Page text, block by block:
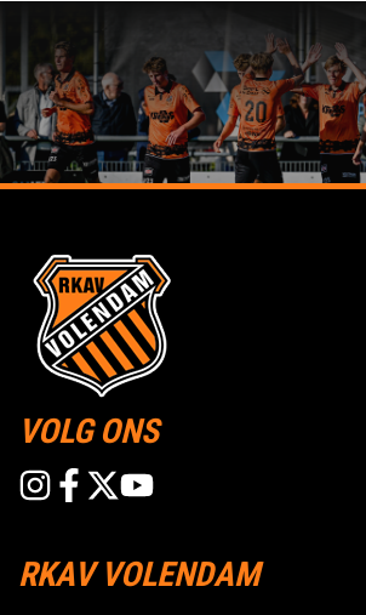
VOLG ONS
RKAV VOLENDAM